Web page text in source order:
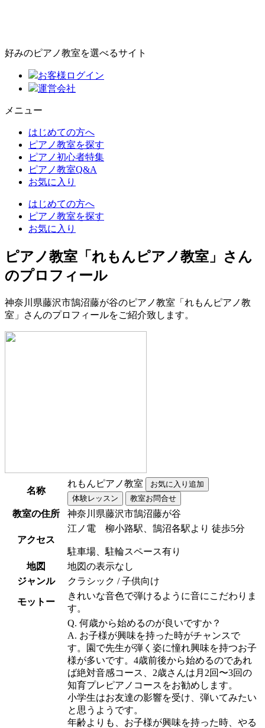
好みのピアノ教室を選べるサイト
お客様ログイン
運営会社
メニュー
はじめての方へ
ピアノ教室を探す
ピアノ初心者特集
ピアノ教室Q&A
お気に入り
はじめての方へ
ピアノ教室を探す
お気に入り
ピアノ教室「れもんピアノ教室」さん
のプロフィール
神奈川県藤沢市鵠沼藤が谷のピアノ教室「れもんピアノ教
室」さんのプロフィールをご紹介致します。
名称
れもんピアノ教室
教室の住所 神奈川県藤沢市鵠沼藤が谷
アクセス
江ノ電 柳小路駅、鵠沼各駅より 徒歩5分
駐車場、駐輪スペース有り
地図
地図の表示なし
ジャンル
クラシック / 子供向け
モットー
きれいな音色で弾けるように音にこだわりま
す。
Q. 何歳から始めるのが良いですか？
A. お子様が興味を持った時がチャンスで
す。園で先生が弾く姿に憧れ興味を持つお子
様が多いです。4歳前後から始めるのであれ
ば絶対音感コース、2歳さんは月2回〜3回の
知育プレピアノコースをお勧めします。
小学生はお友達の影響を受け、弾いてみたい
と思うようです。
年齢よりも、お子様が興味を持った時、やる